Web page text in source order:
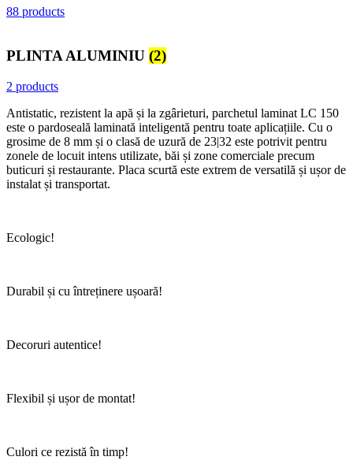
88 products
PLINTA ALUMINIU (2)
2 products
Antistatic, rezistent la apă și la zgârieturi, parchetul laminat LC 150
este o pardoseală laminată inteligentă pentru toate aplicațiile. Cu o
grosime de 8 mm și o clasă de uzură de 23|32 este potrivit pentru
zonele de locuit intens utilizate, băi și zone comerciale precum
buticuri și restaurante. Placa scurtă este extrem de versatilă și ușor de
instalat și transportat.
Ecologic!
Durabil și cu întreținere ușoară!
Decoruri autentice!
Flexibil și ușor de montat!
Culori ce rezistă în timp!